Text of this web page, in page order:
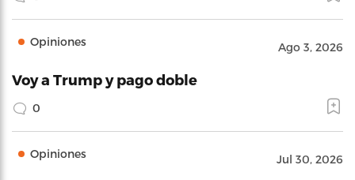
Opiniones Ago 3, 2026
Voy a Trump y pago doble
0
Opiniones Jul 30, 2026